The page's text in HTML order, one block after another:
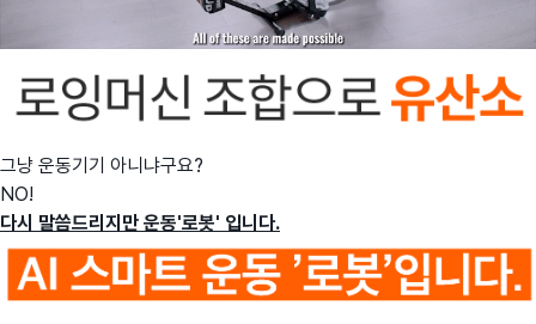
그냥 운동기기 아니냐구요?
NO!
다시 말씀드리지만 운동'로봇' 입니다.